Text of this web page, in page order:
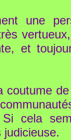
une
et
coutume
cela